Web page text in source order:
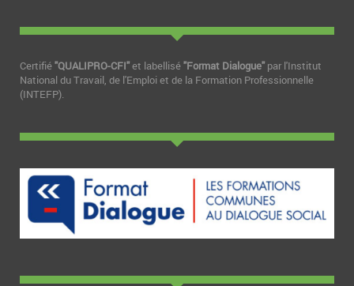
Certifié"QUALIPRO-CFI"et labellisé"Format Dialogue" par l'Institut
National du Travail, de l'Emploi et de la Formation Professionnelle
(INTEFP).